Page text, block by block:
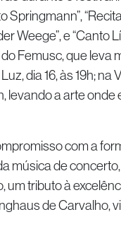
Weege”, e “Canto
Femusc, que leva
dia 16, às 19h; na
levando a arte
com a
música de
tributo à
de Carvalho,